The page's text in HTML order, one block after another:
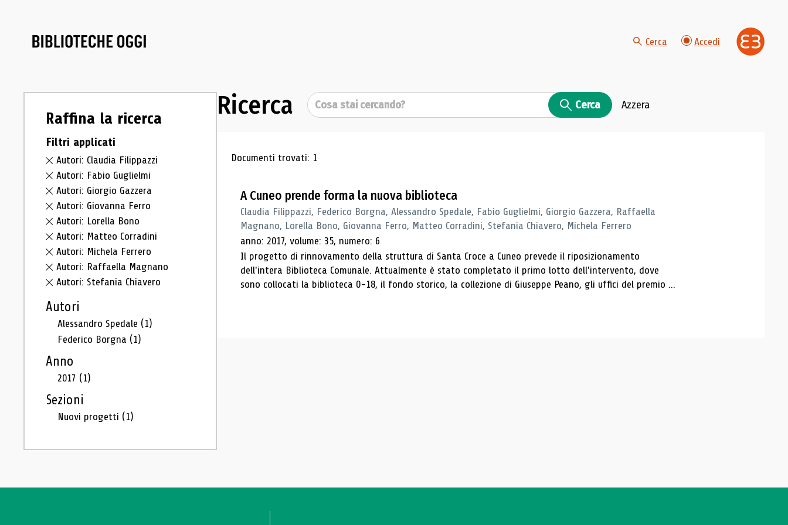
Cerca Accedi
Raffina la ricerca
Filtri applicati
Autori: Claudia Filippazzi
Autori: Fabio Guglielmi
Autori: Giorgio Gazzera
Autori: Giovanna Ferro
Autori: Lorella Bono
Autori: Matteo Corradini
Autori: Michela Ferrero
Autori: Raffaella Magnano
Autori: Stefania Chiavero
Autori
Alessandro Spedale (1)
Federico Borgna (1)
Anno
2017 (1)
Sezioni
Nuovi progetti (1)
Ricerca Cerca Cerca Azzera
Risultati di ricerca
Documenti trovati: 1
A Cuneo prende forma la nuova biblioteca
Claudia Filippazzi, Federico Borgna, Alessandro Spedale, Fabio Guglielmi, Giorgio Gazzera, Raffaella
Magnano, Lorella Bono, Giovanna Ferro, Matteo Corradini, Stefania Chiavero, Michela Ferrero
anno: 2017, volume: 35, numero: 6
Il progetto di rinnovamento della struttura di Santa Croce a Cuneo prevede il riposizionamento
dell'intera Biblioteca Comunale. Attualmente è stato completato il primo lotto dell'intervento, dove
sono collocati la biblioteca 0-18, il fondo storico, la collezione di Giuseppe Peano, gli uffici del premio ...